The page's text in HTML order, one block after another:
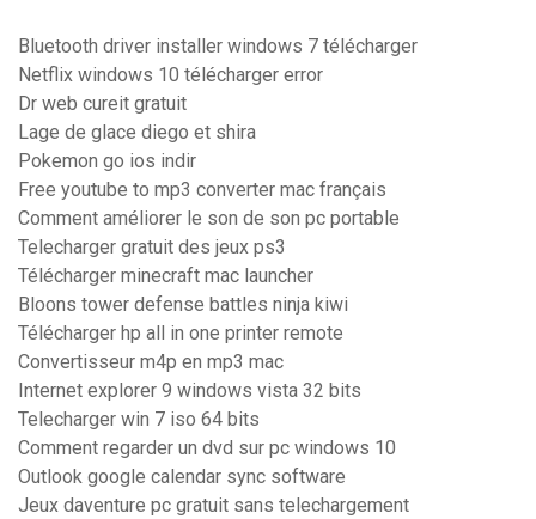
Bluetooth driver installer windows 7 télécharger
Netflix windows 10 télécharger error
Dr web cureit gratuit
Lage de glace diego et shira
Pokemon go ios indir
Free youtube to mp3 converter mac français
Comment améliorer le son de son pc portable
Telecharger gratuit des jeux ps3
Télécharger minecraft mac launcher
Bloons tower defense battles ninja kiwi
Télécharger hp all in one printer remote
Convertisseur m4p en mp3 mac
Internet explorer 9 windows vista 32 bits
Telecharger win 7 iso 64 bits
Comment regarder un dvd sur pc windows 10
Outlook google calendar sync software
Jeux daventure pc gratuit sans telechargement